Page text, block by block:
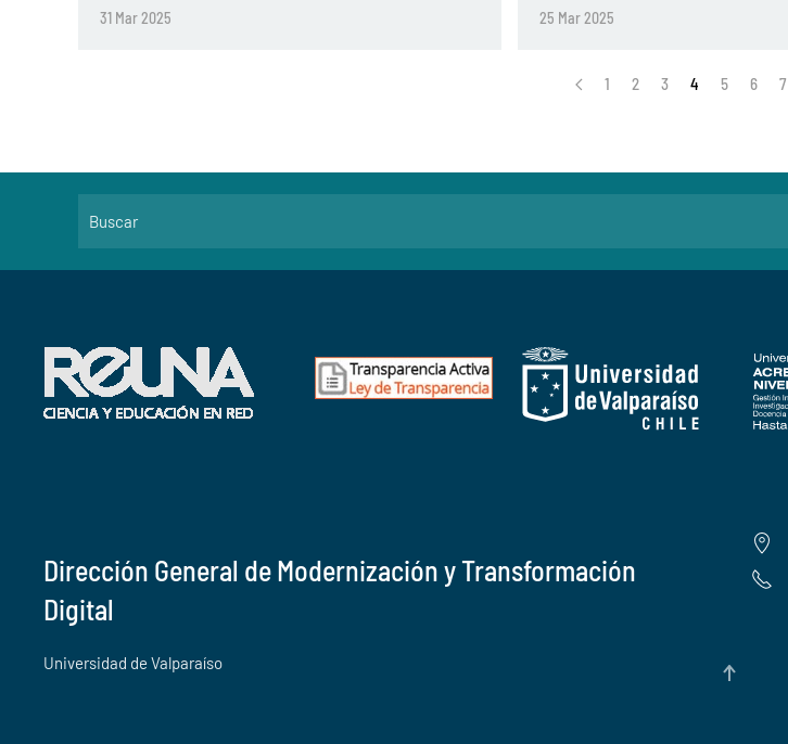
31 Mar 2025 25 Mar 2025
1 2 3 4 5 6 7
Dirección General de Modernización y Transformación
Digital
Universidad de Valparaíso